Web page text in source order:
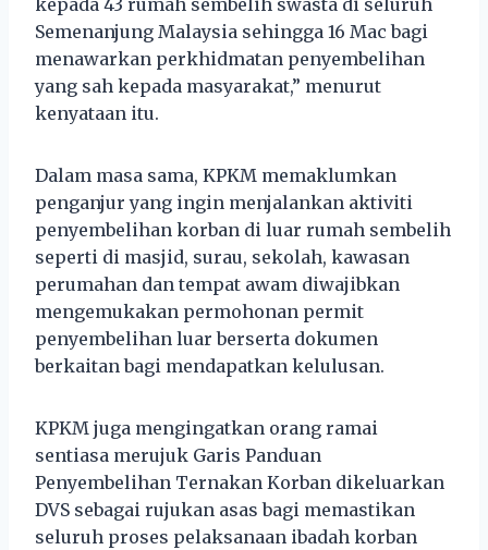
Semenanjung Malaysia sehingga 16 Mac bagi
menawarkan perkhidmatan penyembelihan
yang sah kepada masyarakat,” menurut
kenyataan itu.
Dalam masa sama, KPKM memaklumkan
penganjur yang ingin menjalankan aktiviti
penyembelihan korban di luar rumah sembelih
seperti di masjid, surau, sekolah, kawasan
perumahan dan tempat awam diwajibkan
mengemukakan permohonan permit
penyembelihan luar berserta dokumen
berkaitan bagi mendapatkan kelulusan.
KPKM juga mengingatkan orang ramai
sentiasa merujuk Garis Panduan
Penyembelihan Ternakan Korban dikeluarkan
DVS sebagai rujukan asas bagi memastikan
seluruh proses pelaksanaan ibadah korban